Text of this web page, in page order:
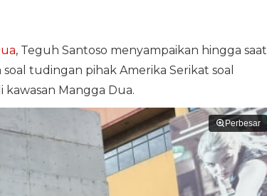
, Teguh Santoso menyampaikan hingga saat
tudingan pihak Amerika Serikat soal
Mangga Dua.
Perbesar